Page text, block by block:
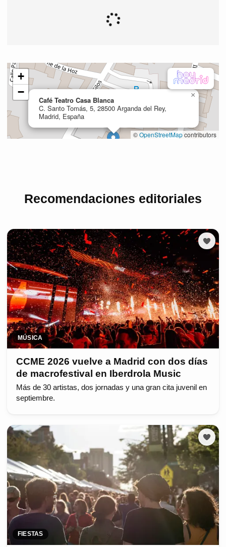
Recomendaciones editoriales
MÚSICA
CCME 2026 vuelve a Madrid con dos días
de macrofestival en Iberdrola Music
Más de 30 artistas, dos jornadas y una gran cita juvenil en
septiembre.
FIESTAS